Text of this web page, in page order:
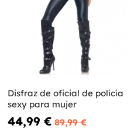
Disfraz de oficial de policía
sexy para mujer
44,99 € 89,99 €